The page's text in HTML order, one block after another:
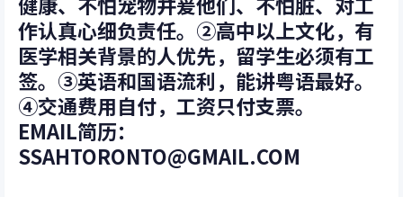
作认真心细负责任。②高中以上文化，有
医学相关背景的人优先，留学生必须有工
签。③英语和国语流利，能讲粤语最好。
④交通费用自付，工资只付支票。
EMAIL简历：
SSAHTORONTO@GMAIL.COM